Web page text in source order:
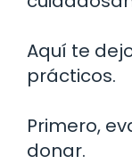
Aquí te
prácticos.
Primero,
donar.